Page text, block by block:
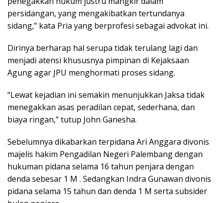
persidangan, yang mengakibatkan tertundanya
sidang,” kata Pria yang berprofesi sebagai advokat ini.
Dirinya berharap hal serupa tidak terulang lagi dan
menjadi atensi khususnya pimpinan di Kejaksaan
Agung agar JPU menghormati proses sidang.
“Lewat kejadian ini semakin menunjukkan Jaksa tidak
menegakkan asas peradilan cepat, sederhana, dan
biaya ringan,” tutup John Ganesha.
Sebelumnya dikabarkan terpidana Ari Anggara divonis
majelis hakim Pengadilan Negeri Palembang dengan
hukuman pidana selama 16 tahun penjara dengan
denda sebesar 1 M . Sedangkan Indra Gunawan divonis
pidana selama 15 tahun dan denda 1 M serta subsider